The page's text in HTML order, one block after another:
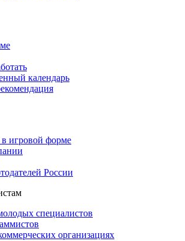
календарь
игровой форме
России
специалистов
организациях